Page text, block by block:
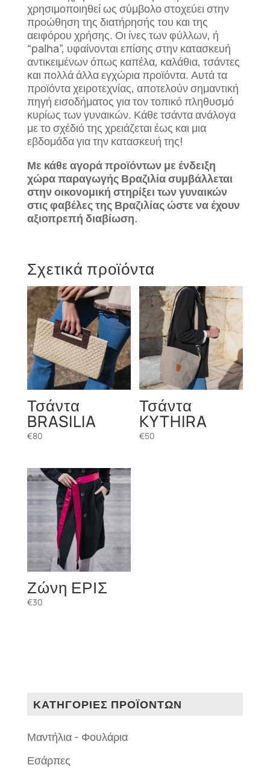
χρησιμοποιηθεί ως σύμβολο στοχεύει στην
προώθηση της διατήρησής του και της
αειφόρου χρήσης. Οι ίνες των φύλλων, ή
“palha”, υφαίνονται επίσης στην κατασκευή
αντικειμένων όπως καπέλα, καλάθια, τσάντες
και πολλά άλλα εγχώρια προϊόντα. Αυτά τα
προϊόντα χειροτεχνίας, αποτελούν σημαντική
πηγή εισοδήματος για τον τοπικό πληθυσμό
κυρίως των γυναικών. Κάθε τσάντα ανάλογα
με το σχέδιό της χρειάζεται έως και μια
εβδομάδα για την κατασκευή της!
Με κάθε αγορά προϊόντων με ένδειξη
χώρα παραγωγής Βραζιλία συμβάλλεται
στην οικονομική στηρίξει των γυναικών
στις φαβέλες της Βραζιλίας ώστε να έχουν
αξιοπρεπή διαβίωση.
Σχετικά προϊόντα
Τσάντα
BRASILIA
€80
Τσάντα
KYTHIRA
€50
Ζώνη ΕΡΙΣ
€30
ΚΑΤΗΓΟΡΙΕΣ ΠΡΟΪΟΝΤΩΝ
Μαντήλια - Φουλάρια
Εσάρπες